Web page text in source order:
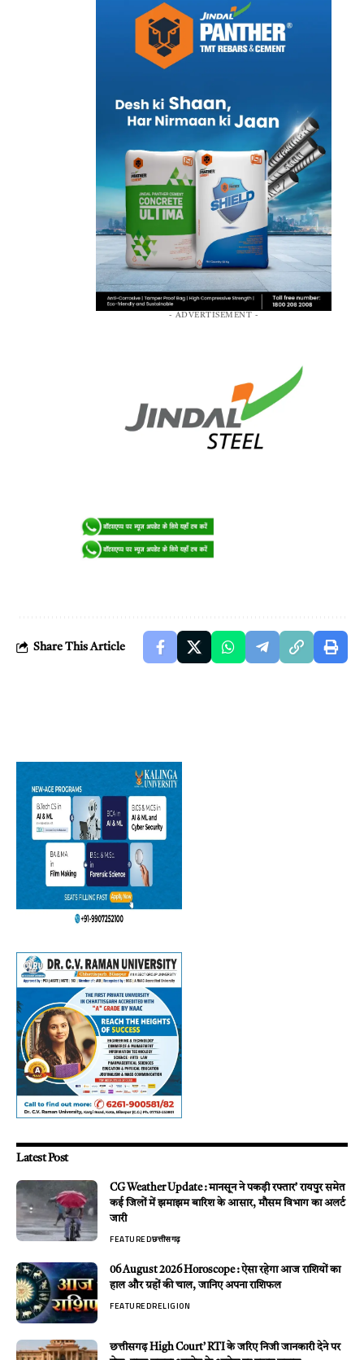
- ADVERTISEMENT -
Share This Article
Latest Post
CG Weather Update : मानसून ने पकड़ी रफ्तार’ रायपुर समेत
कई जिलों में झमाझम बारिश के आसार, मौसम विभाग का अलर्ट
जारी
FEATUREDछत्तीसगढ़
06 August 2026 Horoscope : ऐसा रहेगा आज राशियों का
हाल और ग्रहों की चाल, जानिए अपना राशिफल
FEATUREDRELIGION
छत्तीसगढ़ High Court’ RTI के जरिए निजी जानकारी देने पर